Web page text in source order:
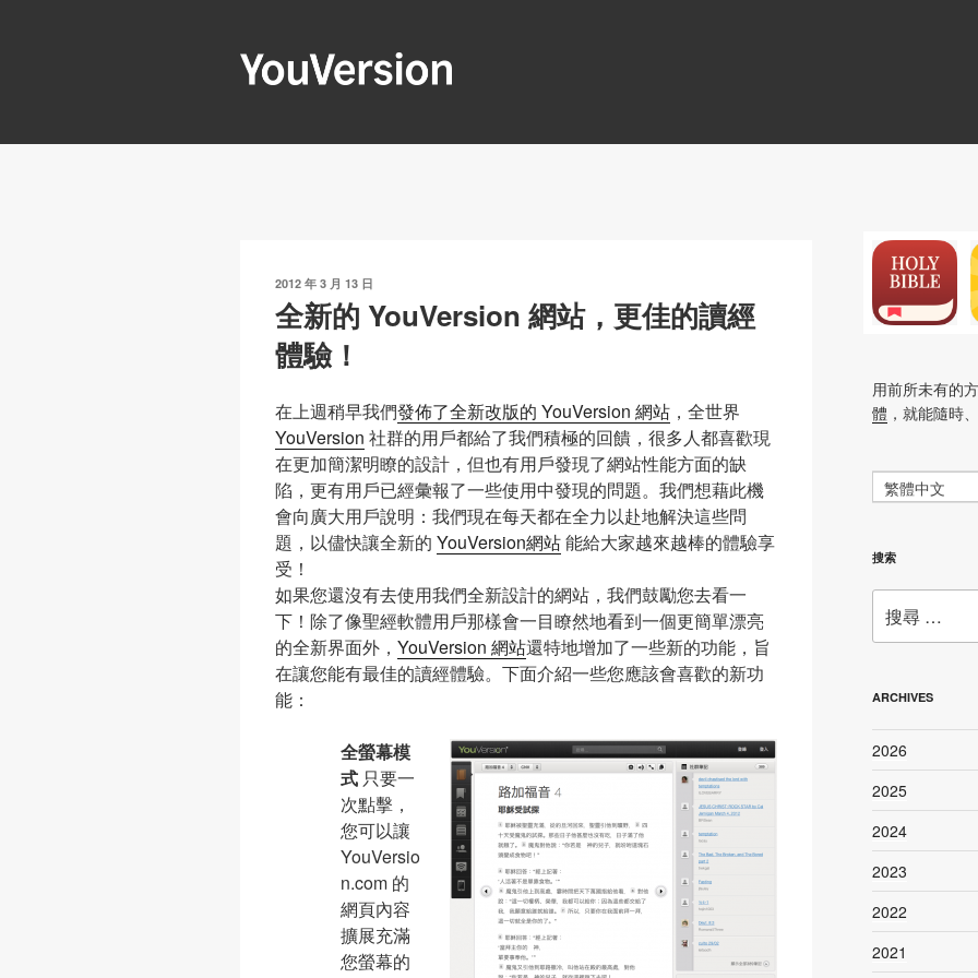
發
於
2012 年 3 月 13 日
全新的 YouVersion 網站，更佳的讀經
體驗！
在上週稍早我們發佈了全新改版的 YouVersion 網站 ，全世界
YouVersion 社群的用戶都給了我們積極的回饋，很多人都喜歡現
在更加簡潔明瞭的設計，但也有用戶發現了網站性能方面的缺
陷，更有用戶已經彙報了一些使用中發現的問題。我們想藉此機
會向廣大用戶說明：我們現在每天都在全力以赴地解決這些問
題，以儘快讓全新的 YouVersion網站能給大家越來越棒的體驗享
受！
如果您還沒有去使用我們全新設計的網站，我們鼓勵您去看一
下！除了像聖經軟體用戶那樣會一目瞭然地看到一個更簡單漂亮
的全新界面外， YouVersion 網站還特地增加了一些新的功能，旨
在讓您能有最佳的讀經體驗。下面介紹一些您應該會喜歡的新功
能：
全螢幕模
式 只要一
次點擊，
您可以讓
YouVersio
n.com 的
網頁內容
擴展充滿
您螢幕的
用前所未有的
體 ，就能隨時
繁體中文
搜索
尋：
ARCHIVES
2026
2025
2024
2023
2022
2021